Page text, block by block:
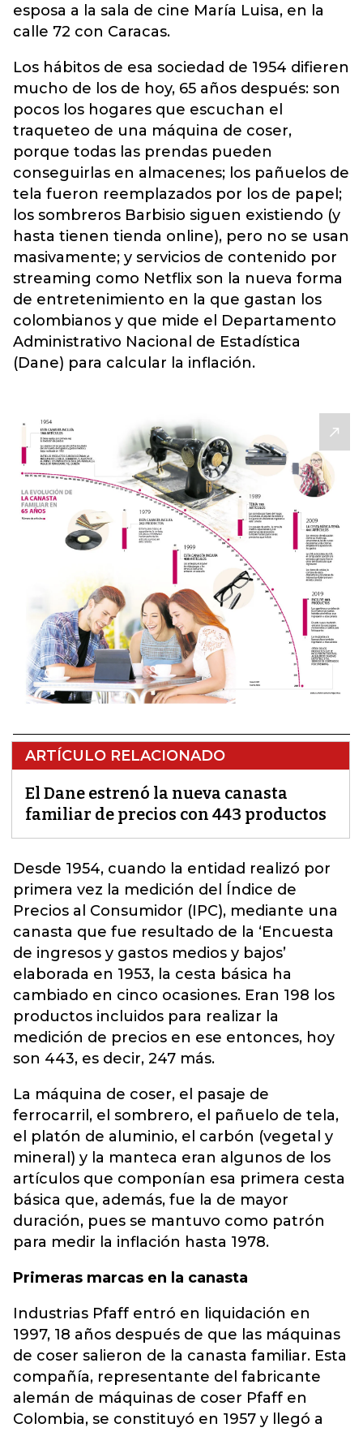
esposa a la sala de cine María Luisa, en la
calle 72 con Caracas.
Los hábitos de esa sociedad de 1954 difieren
mucho de los de hoy, 65 años después: son
pocos los hogares que escuchan el
traqueteo de una máquina de coser,
porque todas las prendas pueden
conseguirlas en almacenes; los pañuelos de
tela fueron reemplazados por los de papel;
los sombreros Barbisio siguen existiendo (y
hasta tienen tienda online), pero no se usan
masivamente; y servicios de contenido por
streaming como Netflix son la nueva forma
de entretenimiento en la que gastan los
colombianos y que mide el Departamento
Administrativo Nacional de Estadística
(Dane) para calcular la inflación.
ARTÍCULO RELACIONADO
El Dane estrenó la nueva canasta
familiar de precios con 443 productos
Desde 1954, cuando la entidad realizó por
primera vez la medición del Índice de
Precios al Consumidor (IPC), mediante una
canasta que fue resultado de la ‘Encuesta
de ingresos y gastos medios y bajos’
elaborada en 1953, la cesta básica ha
cambiado en cinco ocasiones. Eran 198 los
productos incluidos para realizar la
medición de precios en ese entonces, hoy
son 443, es decir, 247 más.
La máquina de coser, el pasaje de
ferrocarril, el sombrero, el pañuelo de tela,
el platón de aluminio, el carbón (vegetal y
mineral) y la manteca eran algunos de los
artículos que componían esa primera cesta
básica que, además, fue la de mayor
duración, pues se mantuvo como patrón
para medir la inflación hasta 1978.
Primeras marcas en la canasta
Industrias Pfaff entró en liquidación en
1997, 18 años después de que las máquinas
de coser salieron de la canasta familiar. Esta
compañía, representante del fabricante
alemán de máquinas de coser Pfaff en
Colombia, se constituyó en 1957 y llegó a